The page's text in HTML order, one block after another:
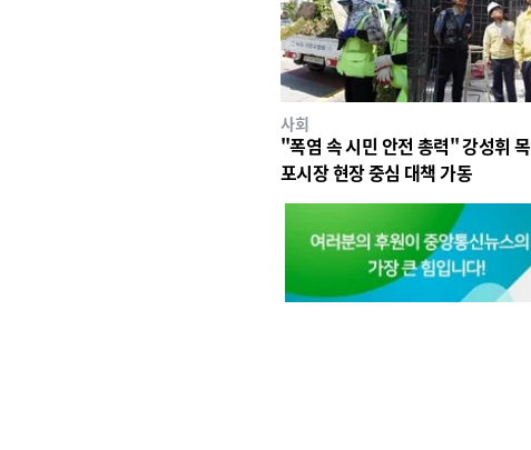
사회
"폭염 속 시민 안전 총력" 강성휘 목
포시장 현장 중심 대책 가동